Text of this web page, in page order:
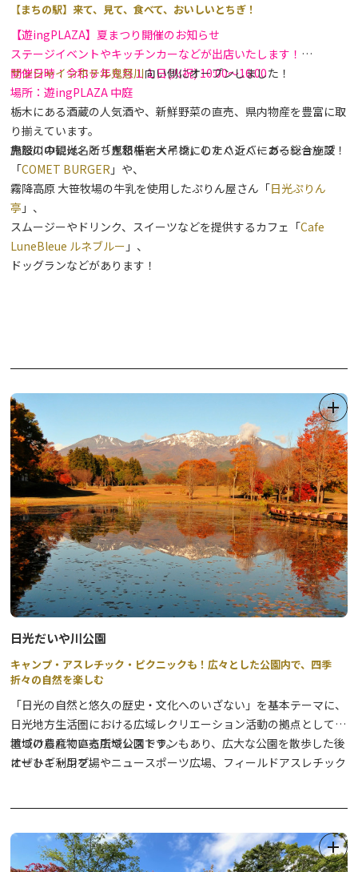
【まちの駅】来て、見て、食べて、おいしいとちぎ！
【遊ingPLAZA】夏まつり開催のお知らせ
ステージイベントやキッチンカーなどが出店いたします！
開催日時：令和８年８月１１日(火祝) 10:00～16:00
場所：遊ingPLAZA 中庭
鬼怒川の観光名所「鬼怒楯岩大吊橋」のすぐ近くにある総合施設！
サンシャインホテル鬼怒川向い側にオープンしました！
栃木にある酒蔵の人気酒や、新鮮野菜の直売、県内物産を豊富に取
り揃えています。
施設の中には、とちぎ和牛をメインにしたハンバーガーショップ
「COMET BURGER 」や、
霧降高原 大笹牧場の牛乳を使用したぷりん屋さん「日光ぷりん
亭 」、
スムージーやドリンク、スイーツなどを提供するカフェ「Cafe
LuneBleue ルネブルー 」、
ドッグランなどがあります！
日光だいや川公園
キャンプ・アスレチック・ピクニックも！広々とした公園内で、四季
折々の自然を楽しむ
「日光の自然と悠久の歴史・文化へのいざない」を基本テーマに、
日光地方生活圏における広域レクリエーション活動の拠点として位
置づけられている広域公園です。
オートキャンプ場やニュースポーツ広場、フィールドアスレチック
地域の農産物直売所やレストランもあり、広大な公園を散歩した後
にぜひご利用を。
桜マップは別紙をご覧ください。